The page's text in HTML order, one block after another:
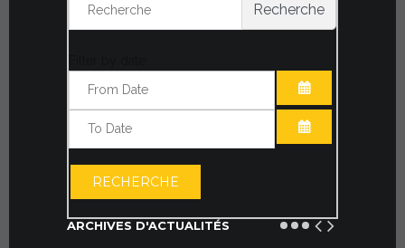
Recherche
OUVRIR LE
RECHERCHE
ARCHIVES D'ACTUALITÉS